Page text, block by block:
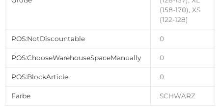
(158-170), XS
(122-128)
POS:NotDiscountable 0
POS:ChooseWarehouseSpaceManually 0
POS:BlockArticle 0
Farbe SCHWARZ